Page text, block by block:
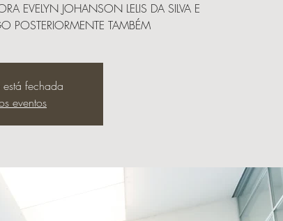
EVELYN JOHANSON LELIS DA SILVA E
POSTERIORMENTE TAMBÉM
fechada
eventos